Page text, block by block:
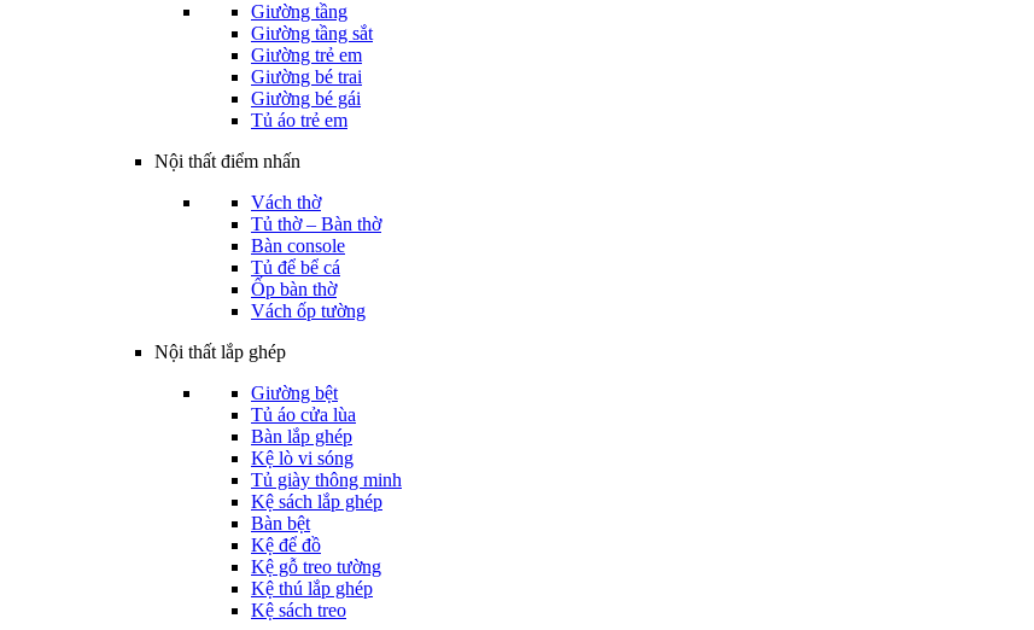
Giường tầng
Giường tầng sắt
Giường trẻ em
Giường bé trai
Giường bé gái
Tủ áo trẻ em
Nội thất điểm nhấn
Vách thờ
Tủ thờ – Bàn thờ
Bàn console
Tủ để bể cá
Ốp bàn thờ
Vách ốp tường
Nội thất lắp ghép
Giường bệt
Tủ áo cửa lùa
Bàn lắp ghép
Kệ lò vi sóng
Tủ giày thông minh
Kệ sách lắp ghép
Bàn bệt
Kệ để đồ
Kệ gỗ treo tường
Kệ thú lắp ghép
Kệ sách treo